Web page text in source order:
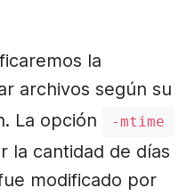
la
archivos según su
La opción
-mtime
la cantidad de días
modificado por